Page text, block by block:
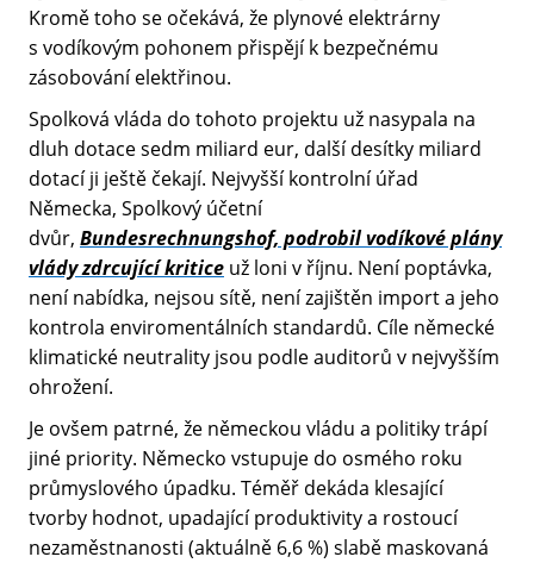
Kromě toho se očekává, že plynové elektrárny
s vodíkovým pohonem přispějí k bezpečnému
zásobování elektřinou.
Spolková vláda do tohoto projektu už nasypala na
dluh dotace sedm miliard eur, další desítky miliard
dotací ji ještě čekají. Nejvyšší kontrolní úřad
Německa, Spolkový účetní
dvůr, Bundesrechnungshof, podrobil vodíkové plány
vlády zdrcující kritice už loni v říjnu. Není poptávka,
není nabídka, nejsou sítě, není zajištěn import a jeho
kontrola enviromentálních standardů. Cíle německé
klimatické neutrality jsou podle auditorů v nejvyšším
ohrožení.
Je ovšem patrné, že německou vládu a politiky trápí
jiné priority. Německo vstupuje do osmého roku
průmyslového úpadku. Téměř dekáda klesající
tvorby hodnot, upadající produktivity a rostoucí
nezaměstnanosti (aktuálně 6,6 %) slabě maskovaná